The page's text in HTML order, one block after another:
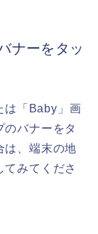
ナーをタッ
は「Baby」画
バナーをタ
は、端末の地
みてくださ